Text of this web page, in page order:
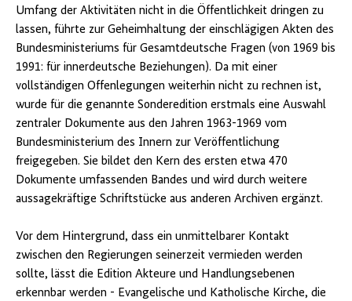
Umfang der Aktivitäten nicht in die Öffentlichkeit dringen zu
lassen, führte zur Geheimhaltung der einschlägigen Akten des
Bundesministeriums für Gesamtdeutsche Fragen (von 1969 bis
1991: für innerdeutsche Beziehungen). Da mit einer
vollständigen Offenlegungen weiterhin nicht zu rechnen ist,
wurde für die genannte Sonderedition erstmals eine Auswahl
zentraler Dokumente aus den Jahren 1963-1969 vom
Bundesministerium des Innern zur Veröffentlichung
freigegeben. Sie bildet den Kern des ersten etwa 470
Dokumente umfassenden Bandes und wird durch weitere
aussagekräftige Schriftstücke aus anderen Archiven ergänzt.
Vor dem Hintergrund, dass ein unmittelbarer Kontakt
zwischen den Regierun­gen seinerzeit vermieden werden
sollte, lässt die Edition Akteure und Hand­lungsebenen
erkennbar werden - Evangelische und Katholische Kirche, die